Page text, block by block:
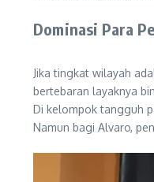
Dominasi Para
Jika tingkat wilayah
bertebaran layaknya
Di kelompok tangguh
Namun bagi Alvaro,